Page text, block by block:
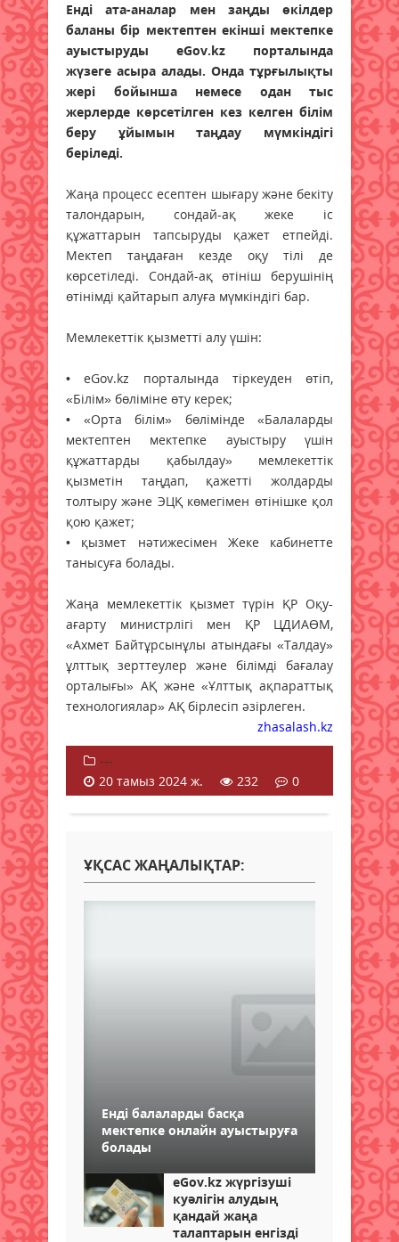
Енді ата-аналар мен заңды өкілдер
баланы бір мектептен екінші мектепке
ауыстыруды eGov.kz порталында
жүзеге асыра алады. Онда тұрғылықты
жері бойынша немесе одан тыс
жерлерде көрсетілген кез келген білім
беру ұйымын таңдау мүмкіндігі
беріледі.
Жаңа процесс есептен шығару және бекіту
талондарын, сондай-ақ жеке іс
құжаттарын тапсыруды қажет етпейді.
Мектеп таңдаған кезде оқу тілі де
көрсетіледі. Сондай-ақ өтініш берушінің
өтінімді қайтарып алуға мүмкіндігі бар.
Мемлекеттік қызметті алу үшін:
• eGov.kz порталында тіркеуден өтіп,
«Білім» бөліміне өту керек;
• «Орта білім» бөлімінде «Балаларды
мектептен мектепке ауыстыру үшін
құжаттарды қабылдау» мемлекеттік
қызметін таңдап, қажетті жолдарды
толтыру және ЭЦҚ көмегімен өтінішке қол
қою қажет;
• қызмет нәтижесімен Жеке кабинетте
танысуға болады.
Жаңа мемлекеттік қызмет түрін ҚР Оқу-
ағарту министрлігі мен ҚР ЦДИАӨМ,
«Ахмет Байтұрсынұлы атындағы «Талдау»
ұлттық зерттеулер және білімді бағалау
орталығы» АҚ және «Ұлттық ақпараттық
технологиялар» АҚ бірлесіп әзірлеген.
zhasalash.kz
---
20 тамыз 2024 ж.
232 0
ҰҚСАС ЖАҢАЛЫҚТАР:
Енді балаларды басқа
мектепке онлайн ауыстыруға
болады
eGov.kz жүргізуші
куәлігін алудың
қандай жаңа
талаптарын енгізді